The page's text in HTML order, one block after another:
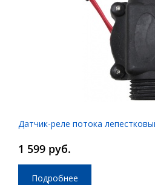
Датчик-реле потока
1 599 руб.
Подробнее